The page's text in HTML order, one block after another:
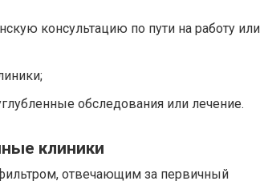
консультацию по пути на работу или
обследования или лечение.
клиники
отвечающим за первичный